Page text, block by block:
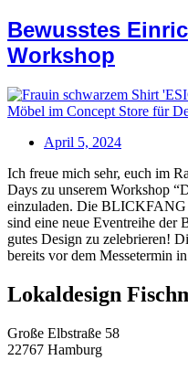
Bewusstes
Workshop
April 5, 2024
Ich freue mich sehr, euch im
Days zu unserem Workshop
einzuladen. Die
sind eine neue Eventreihe
gutes Design zu zelebrieren!
bereits vor dem Messetermin in
Lokaldesign
Große Elbstraße 58
22767 Hamburg